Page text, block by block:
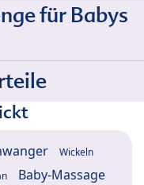
für Babys
Wickeln
Baby-Massage